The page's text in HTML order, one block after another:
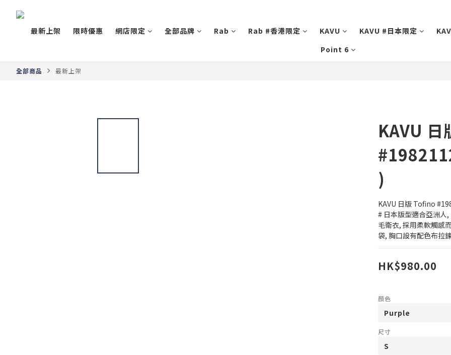
最新上架 限時優惠 網店限定 全部品牌 Rab Rab #香港限定 KAVU KAVU #日本限定
Point 6
全部商品 最新上架
KAVU
)
KAVU 日版 Tofino
# 日本版型適合亞洲人
毛衛衣, 採用柔軟觸感
袋, 胸口設有配色布拉
HK$980.00
顏色
尺寸